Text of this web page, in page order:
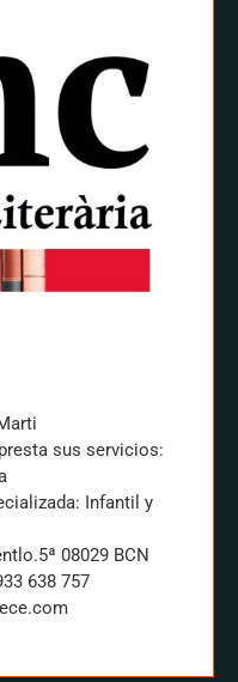
sus servicios:
Infantil y
08029 BCN
638 757